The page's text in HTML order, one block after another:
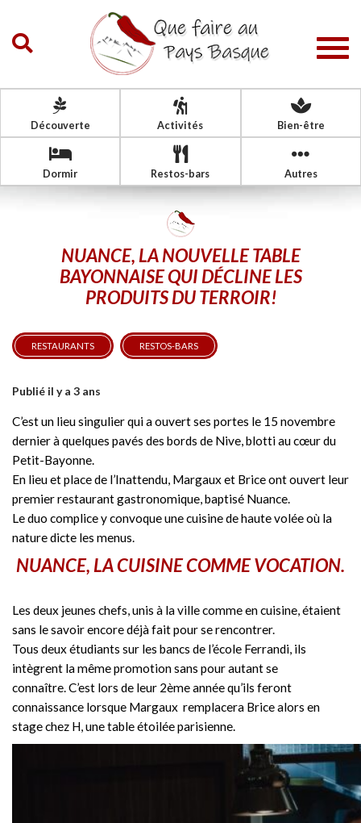
Découverte Activités Bien-être
Dormir Restos-bars Autres
NUANCE, LA NOUVELLE TABLE
BAYONNAISE QUI DÉCLINE LES
PRODUITS DU TERROIR!
RESTAURANTS RESTOS-BARS
Publié il y a 3 ans
C’est un lieu singulier qui a ouvert ses portes le 15 novembre
dernier à quelques pavés des bords de Nive, blotti au cœur du
Petit-Bayonne.
En lieu et place de l’Inattendu, Margaux et Brice ont ouvert leur
premier restaurant gastronomique, baptisé Nuance.
Le duo complice y convoque une cuisine de haute volée où la
nature dicte les menus.
NUANCE, LA CUISINE COMME VOCATION.
Les deux jeunes chefs, unis à la ville comme en cuisine, étaient
sans le savoir encore déjà fait pour se rencontrer.
Tous deux étudiants sur les bancs de l’école Ferrandi, ils
intègrent la même promotion sans pour autant se
connaître. C’est lors de leur 2ème année qu’ils feront
connaissance lorsque Margaux remplacera Brice alors en
stage chez H, une table étoilée parisienne.